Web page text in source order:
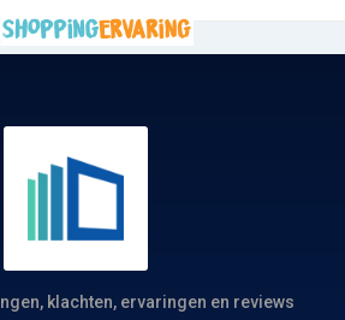
klachten, ervaringen en reviews